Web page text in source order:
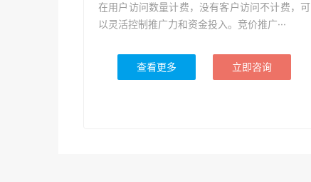
在用户访问数量计费，没有客户访问不计费，可
以灵活控制推广力和资金投入。竞价推广···
查看更多 立即咨询